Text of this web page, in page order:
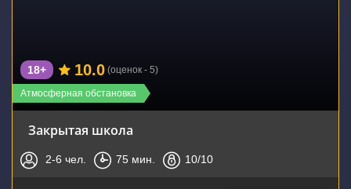
Атмосферная обстановка
18+ 10.0 (оценок - 5)
Закрытая школа
2-6 чел. 75 мин. 10/10